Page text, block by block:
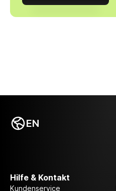
EN
Hilfe & Kontakt
Kundenservice